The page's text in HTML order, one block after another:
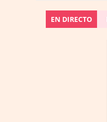
EN DIRECTO